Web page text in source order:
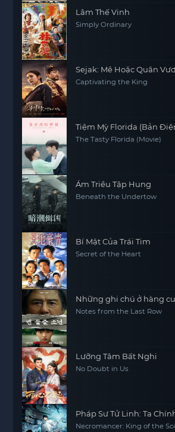
Lâm Thế Vinh
Simply Ordinary
Sejak: Mê Hoặc Quân
Captivating the King
Tiệm Mỳ Florida (Bản
The Tasty Florida (Movie)
Ám Triều Tập Hung
Beneath the Undertow
Bí Mật Của Trái Tim
Secret of the Heart
Những ghi chú ở hàng
Notes from the Last Row
Lưỡng Tâm Bất Nghi
No Doubt in Us
Pháp Sư Tử Linh: Ta
Necromancer: King of the